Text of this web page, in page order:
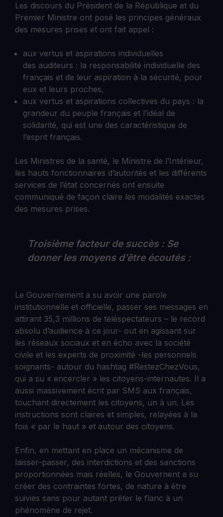
Les discours du Président de la République et du
Premier Ministre ont posé les principes généraux
des mesures prises et ont fait appel :
aux vertus et aspirations individuelles
des auditeurs : la responsabilité individuelle des
français et de leur aspiration à la sécurité, pour
eux et leurs proches,
aux vertus et aspirations collectives du pays : la
grandeur du peuple français et l’idéal de
solidarité, qui est une des caractéristique de
l’esprit français.
Les Ministres de la santé, le Ministre de l’Intérieur,
les hauts fonctionnaires d’autorités et les différents
services de l’état concernés ont ensuite
communiqué de façon claire les modalités exactes
des mesures prises.
Troisième facteur de succès : Se
donner les moyens d’être écoutés :
Le Gouvernement a su avoir une parole
institutionnelle et officielle, passer ses messages en
attirant 35,3 millions de téléspectateurs – le record
absolu d’audience à ce jour- out en agissant sur
les réseaux sociaux et en écho avec la société
civile et les experts de proximité -les personnels
soignants- autour du hashtag #RestezChezVous,
qui a su « encercler » les citoyens-internautes. Il a
aussi massivement écrit par SMS aux français,
touchant directement les citoyens, un à un. Les
instructions sont claires et simples, relayées à la
fois « par le haut » et autour des citoyens.
Enfin, en mettant en place un mécanisme de
laisser-passer, des interdictions et des sanctions
proportionnées mais réelles, le Gouvernent a su
créer des contraintes fortes, de nature à être
suivies sans pour autant prêter le flanc à un
phénomène de rejet.